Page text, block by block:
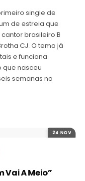
single de
de estreia que
brasileiro B
CJ. O tema já
e funciona
que nasceu
semanas no
24 NOV
Vai A Meio”